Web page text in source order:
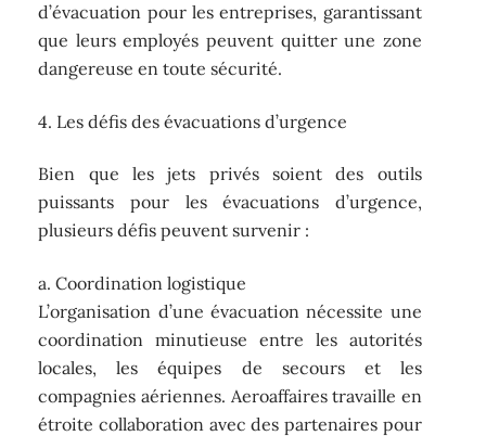
d’évacuation pour les entreprises, garantissant
que leurs employés peuvent quitter une zone
dangereuse en toute sécurité.
4. Les défis des évacuations d’urgence
Bien que les jets privés soient des outils
puissants pour les évacuations d’urgence,
plusieurs défis peuvent survenir :
a. Coordination logistique
L’organisation d’une évacuation nécessite une
coordination minutieuse entre les autorités
locales, les équipes de secours et les
compagnies aériennes. Aeroaffaires travaille en
étroite collaboration avec des partenaires pour